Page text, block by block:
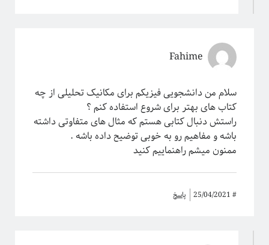
Fahime
سلام من دانشجویی فیزیکم برای مکانیک تحلیلی از چه
کتاب های بهتر برای شروع استفاده کنم ؟
راستش دنبال کتابی هستم که مثال های متفاوتی داشته
باشه و مفاهیم رو به خوبی توضیح داده باشه .
ممنون میشم راهنماییم کنید
#
25/04/2021 پاسخ